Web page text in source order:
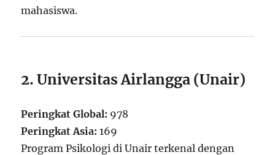
mahasiswa.
2. Universitas Airlangga (Unair)
Peringkat Global: 978
Peringkat Asia: 169
Program Psikologi di Unair terkenal dengan